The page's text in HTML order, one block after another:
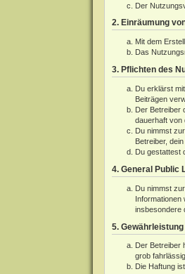
Der
2. Einräumung
Mit dem
Das
3. Pflichten des
Du erklärst
Beiträgen
Der Betreiber
dauerhaft von
Du nimmst
Betreiber,
Du gestattest
4. General Public
Du nimmst
Informationen
insbesondere
5. Gewährleistung
Der Betreiber
grob
Die Haftung